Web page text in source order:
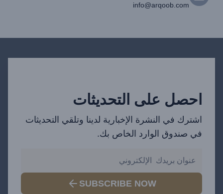
info@arqoob.com
احصل على التحديثات
اشترك في النشرة الإخبارية لدينا وتلقي التحديثات
في صندوق الوارد الخاص بك.
SUBSCRIBE NOW